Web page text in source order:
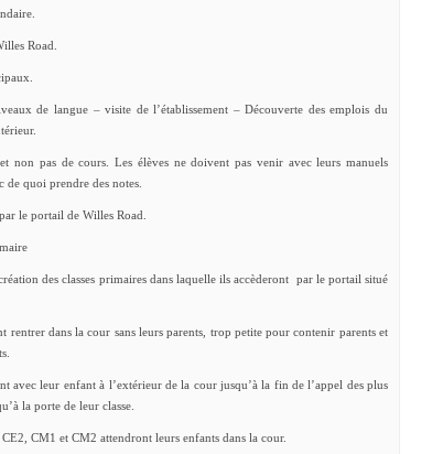
Road.
de langue – visite de l’établissement – Découverte des emplois du
non pas de cours. Les élèves ne doivent pas venir avec leurs manuels
de quoi prendre des notes.
le portail de Willes Road.
des classes primaires dans laquelle ils accèderont par le portail situé
rentrer dans la cour sans leurs parents, trop petite pour contenir parents et
avec leur enfant à l’extérieur de la cour jusqu’à la fin de l’appel des plus
la porte de leur classe.
CM1 et CM2 attendront leurs enfants dans la cour.